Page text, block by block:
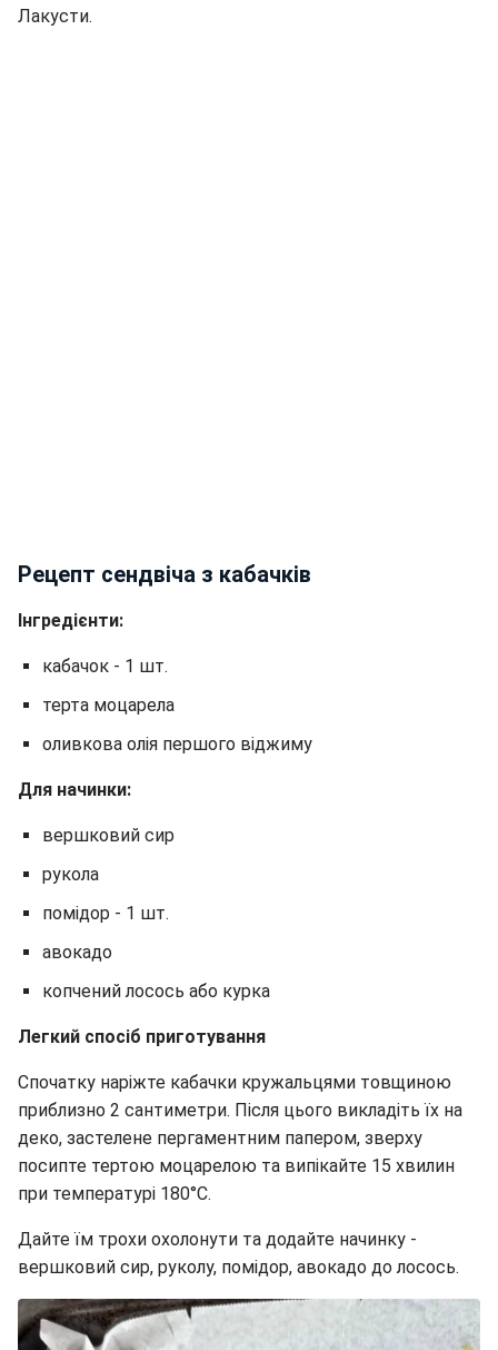
Лакусти.
Рецепт сендвіча з кабачків
Інгредієнти:
кабачок - 1 шт.
терта моцарела
оливкова олія першого віджиму
Для начинки:
вершковий сир
рукола
помідор - 1 шт.
авокадо
копчений лосось або курка
Легкий спосіб приготування
Спочатку наріжте кабачки кружальцями товщиною
приблизно 2 сантиметри. Після цього викладіть їх на
деко, застелене пергаментним папером, зверху
посипте тертою моцарелою та випікайте 15 хвилин
при температурі 180°C.
Дайте їм трохи охолонути та додайте начинку -
вершковий сир, руколу, помідор, авокадо до лосось.